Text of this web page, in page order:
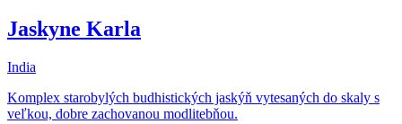
Jaskyne Karla
India
Komplex starobylých budhistických jaskýň vytesaných do skaly s
veľkou, dobre zachovanou modlitebňou.